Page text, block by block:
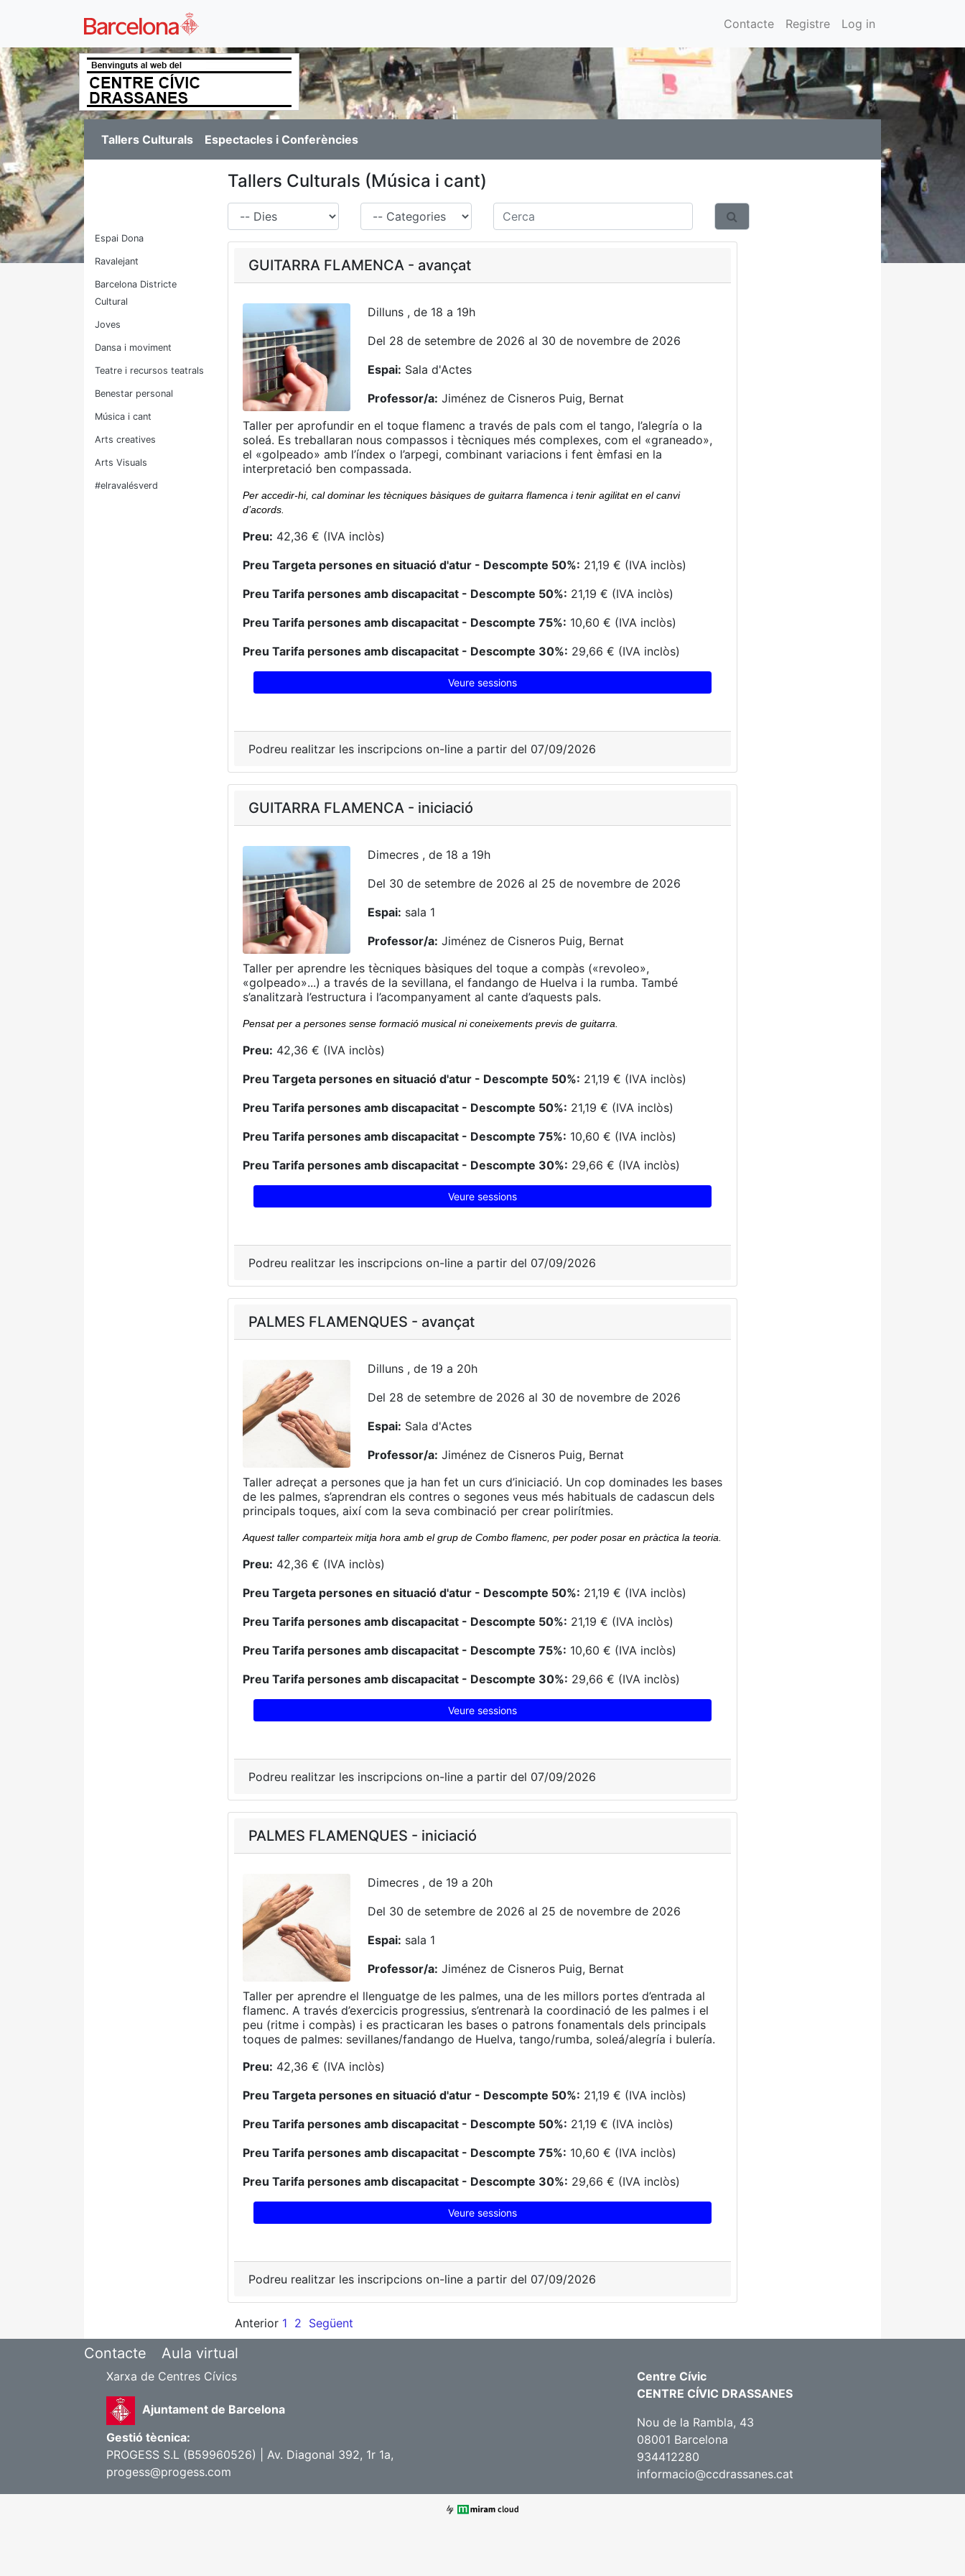
Contacte Registre Log in
Tallers Culturals Espectacles i Conferències
Espai Dona
Ravalejant
Barcelona Districte
Cultural
Joves
Dansa i moviment
Teatre i recursos teatrals
Benestar personal
Música i cant
Arts creatives
Arts Visuals
#elravalésverd
Tallers Culturals (Música i cant)
Cerca
GUITARRA FLAMENCA - avançat
Dilluns , de 18 a 19h
Del 28 de setembre de 2026 al 30 de novembre de 2026
Espai: Sala d'Actes
Professor/a: Jiménez de Cisneros Puig, Bernat
Taller per aprofundir en el toque flamenc a través de pals com el tango, l’alegría o la
soleá. Es treballaran nous compassos i tècniques més complexes, com el «graneado»,
el «golpeado» amb l’índex o l’arpegi, combinant variacions i fent èmfasi en la
interpretació ben compassada.
Per accedir-hi, cal dominar les tècniques bàsiques de guitarra flamenca i tenir agilitat en el canvi
d’acords.
Preu: 42,36 € (IVA inclòs)
Preu Targeta persones en situació d'atur - Descompte 50%: 21,19 € (IVA inclòs)
Preu Tarifa persones amb discapacitat - Descompte 50%: 21,19 € (IVA inclòs)
Preu Tarifa persones amb discapacitat - Descompte 75%: 10,60 € (IVA inclòs)
Preu Tarifa persones amb discapacitat - Descompte 30%: 29,66 € (IVA inclòs)
Veure sessions
Podreu realitzar les inscripcions on-line a partir del 07/09/2026
GUITARRA FLAMENCA - iniciació
Dimecres , de 18 a 19h
Del 30 de setembre de 2026 al 25 de novembre de 2026
Espai: sala 1
Professor/a: Jiménez de Cisneros Puig, Bernat
Taller per aprendre les tècniques bàsiques del toque a compàs («revoleo»,
«golpeado»...) a través de la sevillana, el fandango de Huelva i la rumba. També
s’analitzarà l’estructura i l’acompanyament al cante d’aquests pals.
Pensat per a persones sense formació musical ni coneixements previs de guitarra.
Preu: 42,36 € (IVA inclòs)
Preu Targeta persones en situació d'atur - Descompte 50%: 21,19 € (IVA inclòs)
Preu Tarifa persones amb discapacitat - Descompte 50%: 21,19 € (IVA inclòs)
Preu Tarifa persones amb discapacitat - Descompte 75%: 10,60 € (IVA inclòs)
Preu Tarifa persones amb discapacitat - Descompte 30%: 29,66 € (IVA inclòs)
Veure sessions
Podreu realitzar les inscripcions on-line a partir del 07/09/2026
PALMES FLAMENQUES - avançat
Dilluns , de 19 a 20h
Del 28 de setembre de 2026 al 30 de novembre de 2026
Espai: Sala d'Actes
Professor/a: Jiménez de Cisneros Puig, Bernat
Taller adreçat a persones que ja han fet un curs d’iniciació. Un cop dominades les bases
de les palmes, s’aprendran els contres o segones veus més habituals de cadascun dels
principals toques, així com la seva combinació per crear polirítmies.
Aquest taller comparteix mitja hora amb el grup de Combo flamenc, per poder posar en pràctica la teoria.
Preu: 42,36 € (IVA inclòs)
Preu Targeta persones en situació d'atur - Descompte 50%: 21,19 € (IVA inclòs)
Preu Tarifa persones amb discapacitat - Descompte 50%: 21,19 € (IVA inclòs)
Preu Tarifa persones amb discapacitat - Descompte 75%: 10,60 € (IVA inclòs)
Preu Tarifa persones amb discapacitat - Descompte 30%: 29,66 € (IVA inclòs)
Veure sessions
Podreu realitzar les inscripcions on-line a partir del 07/09/2026
PALMES FLAMENQUES - iniciació
Dimecres , de 19 a 20h
Del 30 de setembre de 2026 al 25 de novembre de 2026
Espai: sala 1
Professor/a: Jiménez de Cisneros Puig, Bernat
Taller per aprendre el llenguatge de les palmes, una de les millors portes d’entrada al
flamenc. A través d’exercicis progressius, s’entrenarà la coordinació de les palmes i el
peu (ritme i compàs) i es practicaran les bases o patrons fonamentals dels principals
toques de palmes: sevillanes/fandango de Huelva, tango/rumba, soleá/alegría i bulería.
Preu: 42,36 € (IVA inclòs)
Preu Targeta persones en situació d'atur - Descompte 50%: 21,19 € (IVA inclòs)
Preu Tarifa persones amb discapacitat - Descompte 50%: 21,19 € (IVA inclòs)
Preu Tarifa persones amb discapacitat - Descompte 75%: 10,60 € (IVA inclòs)
Preu Tarifa persones amb discapacitat - Descompte 30%: 29,66 € (IVA inclòs)
Veure sessions
Podreu realitzar les inscripcions on-line a partir del 07/09/2026
Anterior 1 2 Següent
Contacte Aula virtual
Xarxa de Centres Cívics
Ajuntament de Barcelona
Gestió tècnica:
PROGESS S.L (B59960526) | Av. Diagonal 392, 1r 1a,
progess@progess.com
Centre Cívic
CENTRE CÍVIC DRASSANES
Nou de la Rambla, 43
08001 Barcelona
934412280
informacio@ccdrassanes.cat